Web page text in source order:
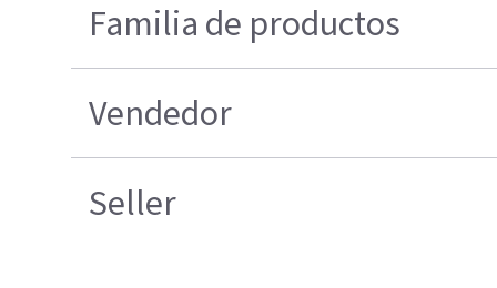
Familia de productos
Vendedor
Seller